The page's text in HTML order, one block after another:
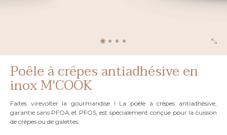
Poêle à crêpes antiadhésive en
inox M'COOK
Faites virevolter la gourmandise ! La poêle à crêpes antiadhésive,
garantie sans PFOA et PFOS, est spécialement conçue pour la cuisson
de crêpes ou de galettes.